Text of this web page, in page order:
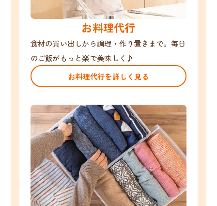
お料理代行
食材の買い出しから調理・作り置きまで。毎日
のご飯がもっと楽で美味しく♪
お料理代行を詳しく見る